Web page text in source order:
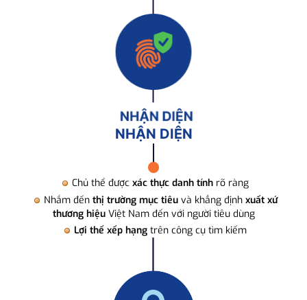
NHẬN DIỆN
Chủ thể được xác thực danh tính rõ ràng
Nhắm đến thị trường mục tiêuvà khẳng định xuất xứ
thương hiệuViệt Nam đến với người tiêu dùng
Lợi thế xếp hạng trên công cụ tìm kiếm